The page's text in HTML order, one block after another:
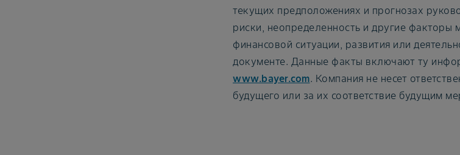
текущих предположениях и прогнозах
риски, неопределенность и другие факторы
финансовой ситуации, развития или
документе. Данные факты включают ту
www.bayer.com. Компания не несет
будущего или за их соответствие будущим